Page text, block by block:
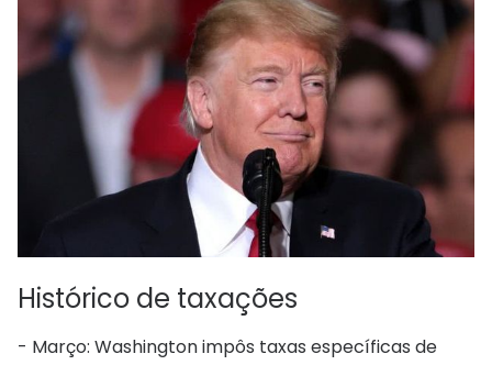
Histórico de taxações
- Março: Washington impôs taxas específicas de